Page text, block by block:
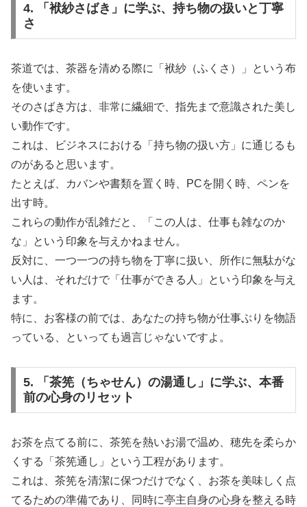
4. 「袱紗さばき」に学ぶ、持ち物の扱いと丁寧
さ
茶道では、茶器を清める際に「袱紗（ふくさ）」という布
を使います。
そのさばき方は、非常に繊細で、指先まで意識された美し
い動作です。
これは、ビジネスにおける「持ち物の扱い方」に通じるも
のがあると思います。
たとえば、カバンや書類を置く時、PCを開く時、ペンを
出す時。
これらの動作が乱雑だと、「この人は、仕事も雑なのか
な」という印象を与えかねません。
反対に、一つ一つの持ち物を丁寧に扱い、所作に無駄がな
い人は、それだけで「仕事ができる人」という印象を与え
ます。
特に、お客様の前では、あなたの持ち物が仕事ぶりを物語
っている、といっても過言じゃないですよ。
5. 「茶筅（ちゃせん）の湯通し」に学ぶ、本番
前の心身のリセット
お茶を点てる前に、茶筅を熱いお湯で温め、穂先を柔らか
くする「茶筅通し」という工程があります。
これは、茶筅を清潔に保つだけでなく、お茶を美味しく点
てるための準備であり、同時に亭主自身の心身を整える時